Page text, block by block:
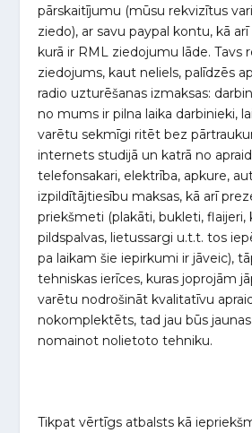
pārskaitījumu (mūsu rekvizītus
ziedo), ar savu paypal kontu, kā
kurā ir RML ziedojumu lāde. Tavs
ziedojums, kaut neliels, palīdzēs
radio uzturēšanas izmaksas:
no mums ir pilna laika darbinieki,
varētu sekmīgi ritēt bez
internets studijā un katrā no
telefonsakari, elektrība, apkure,
izpildītājtiesību maksas, kā arī
priekšmeti (plakāti, bukleti, flaijeri,
pildspalvas, lietussargi u.t.t. tos
pa laikam šie iepirkumi ir jāveic),
tehniskas ierīces, kuras joprojām
varētu nodrošināt kvalitatīvu
nokomplektēts, tad jau būs
nomainot nolietoto tehniku.
Tikpat vērtīgs atbalsts kā